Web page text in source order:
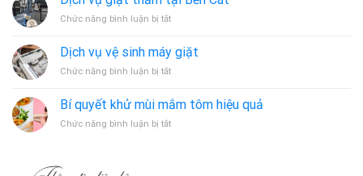
Chức năng bình luận bị tắtở
giặt
thảm
Bến
Dịch vụ vệ sinh máy giặt
Chức năng bình luận bị tắtở
vụ
vệ
sinh
Bí quyết khử mùi mắm tôm hiệu quả
Chức năng bình luận bị tắtở